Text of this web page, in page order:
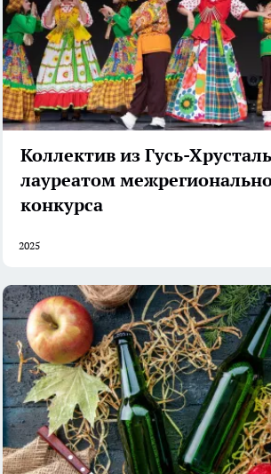
Коллектив из Гусь-
лауреатом
конкурса
2025